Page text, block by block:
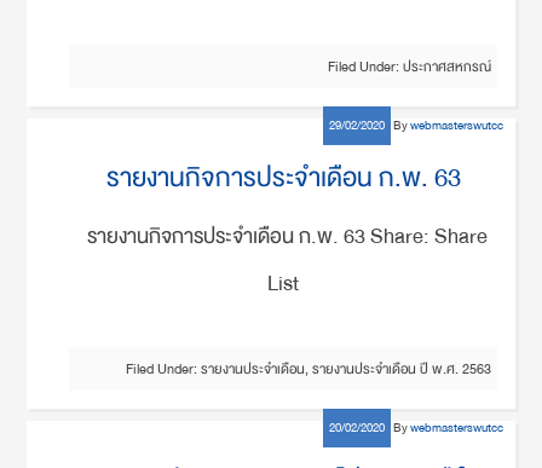
Filed Under:ประกาศสหกรณ์
29/02/2020 Bywebmasterswutcc
รายงานกิจการประจำเดือน ก.พ. 63
รายงานกิจการประจำเดือน ก.พ. 63 Share: Share
List
Filed Under:รายงานประจำเดือน,รายงานประจำเดือน ปี พ.ศ. 2563
20/02/2020 Bywebmasterswutcc